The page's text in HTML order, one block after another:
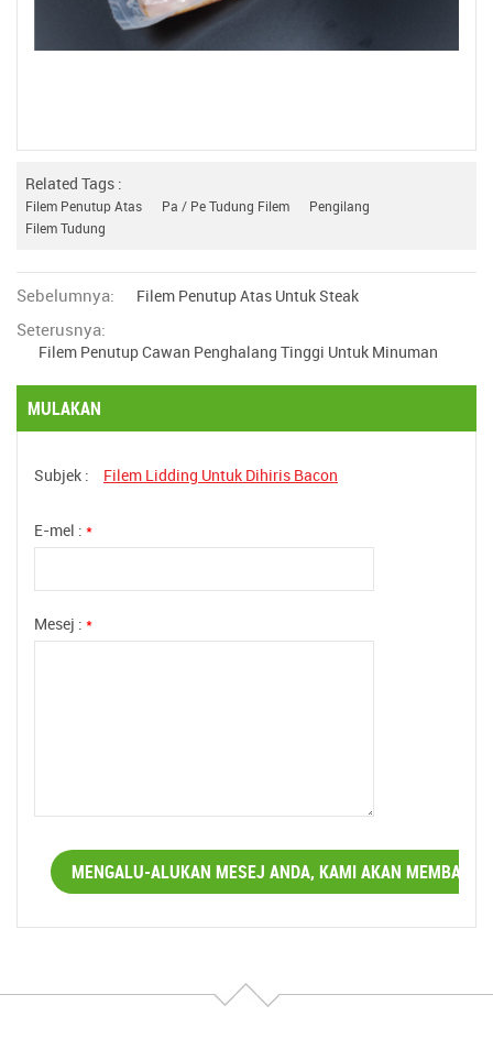
Related Tags :
Filem Penutup Atas Pa / Pe Tudung Filem
Pengilang
Filem Tudung
Sebelumnya: Filem Penutup Atas Untuk Steak
Seterusnya:
Filem Penutup Cawan Penghalang Tinggi Untuk Minuman
MULAKAN
Subjek : Filem Lidding Untuk Dihiris Bacon
E-mel : *
Mesej : *